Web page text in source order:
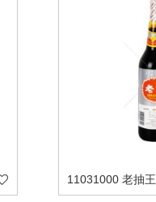
11031000 老抽王